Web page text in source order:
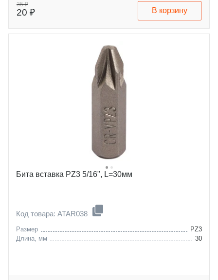
35 ₽
20 ₽ В корзину
Бита вставка PZ3 5/16", L=30мм
Код товара: ATAR038
Размер
PZ3
Длина, мм
30